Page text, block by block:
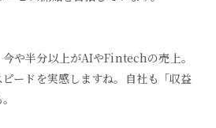
や半分以上がAIやFintechの売上。
ードを実感しますね。自社も「収益